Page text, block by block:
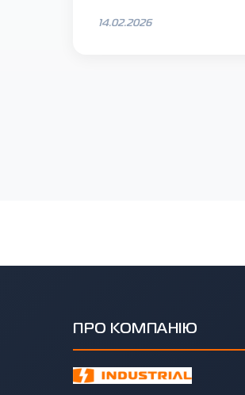
14.02.2026
ПРО КОМПАНІЮ